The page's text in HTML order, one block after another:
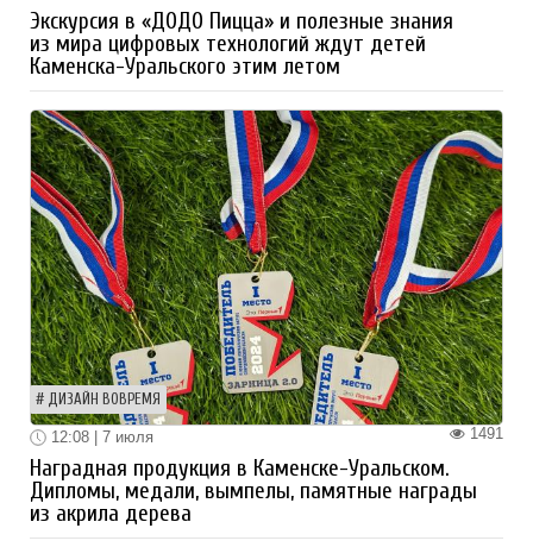
Экскурсия в «ДОДО Пицца» и полезные знания
из мира цифровых технологий ждут детей
Каменска-Уральского этим летом
ДИЗАЙН ВОВРЕМЯ
1491
12:08 | 7 июля
Наградная продукция в Каменске-Уральском.
Дипломы, медали, вымпелы, памятные награды
из акрила дерева